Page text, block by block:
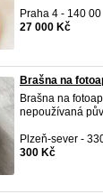
Praha 4 - 140 00
27 000 Kč
Brašna na
Brašna na
nepoužívaná
Plzeň-sever -
300 Kč